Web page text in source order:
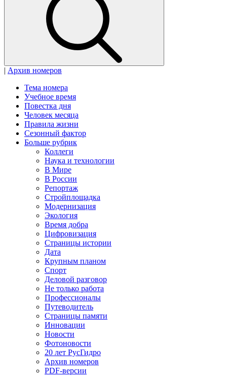
| Архив номеров
Тема номера
Учебное время
Повестка дня
Человек месяца
Правила жизни
Сезонный фактор
Больше рубрик
Коллеги
Наука и технологии
В Мире
В России
Репортаж
Стройплощадка
Модернизация
Экология
Время добра
Цифровизация
Страницы истории
Дата
Крупным планом
Спорт
Деловой разговор
Не только работа
Профессионалы
Путеводитель
Страницы памяти
Инновации
Новости
Фотоновости
20 лет РусГидро
Архив номеров
PDF-версии